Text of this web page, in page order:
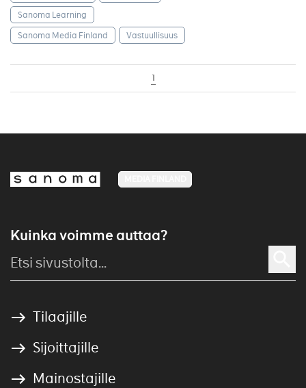
Sanoma Learning
Sanoma Media Finland
Vastuullisuus
1
Kuinka voimme auttaa?
Tilaajille
Sijoittajille
Mainostajille